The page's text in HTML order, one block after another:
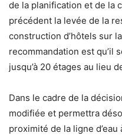
de la planification et de la
précédent la levée de la
construction d’hôtels sur
recommandation est qu’il
jusqu’à 20 étages au lieu
Dans le cadre de la
modifiée et permettra
proximité de la ligne